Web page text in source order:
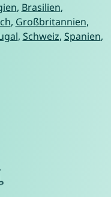
, Brasilien,
, Großbritannien,
, Schweiz, Spanien,